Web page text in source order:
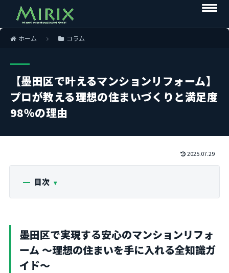
ホーム コラム
【墨田区で叶えるマンションリフォーム】
プロが教える理想の住まいづくりと満足度
98％の理由
2025.07.29
目次
墨田区で実現する安心のマンションリフォ
ーム 〜理想の住まいを手に入れる全知識ガ
イド〜